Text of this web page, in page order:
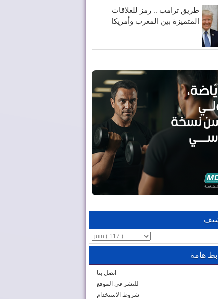
طريق ترامب .. رمز للعلاقات
المتميزة بين المغرب وأمريكا
هامة
اتصل بنا
للنشر في الموقع
شروط الاستخدام